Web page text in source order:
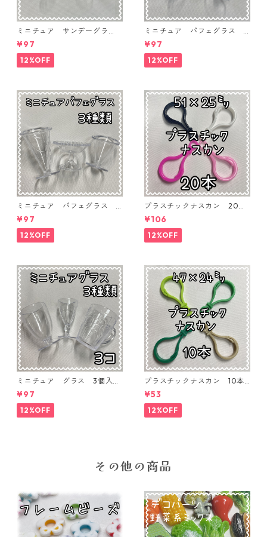
ミニチュア サンデーグラ
ス 3個入り【MNT-GLS-3P-
04】
¥97
12%OFF
ミニチュア パフェグラス 3
個入り【MNT-GLS-3P-03】
¥97
12%OFF
ミニチュア パフェグラス 3
個入り【MNT-GLS-3P-02】
¥97
12%OFF
プラスチックナスカン 20本
入り【PK-20】
¥106
12%OFF
ミニチュア グラス 3個入り
【MNT-GLS-3P-01】
¥97
12%OFF
プラスチックナスカン 10本
入り【PK-10】
¥53
12%OFF
その他の商品